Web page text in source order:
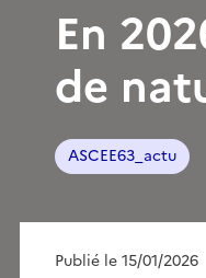
En
de
ASCEE63_actu
Publié le 15/01/2026